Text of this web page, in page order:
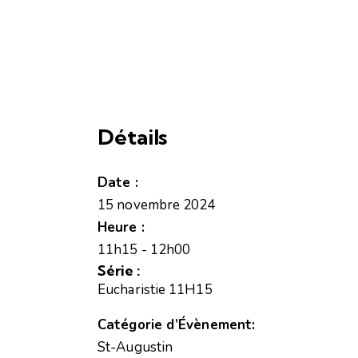
Détails
Date :
15 novembre 2024
Heure :
11h15 - 12h00
Série :
Eucharistie 11H15
Catégorie d’Évènement:
St-Augustin